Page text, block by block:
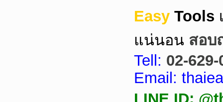
Easy Tools
แน่นอน สอบ
Tell: 02-629-
Email:
LINE ID: